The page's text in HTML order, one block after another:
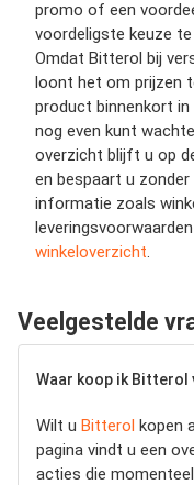
promo of een
voordeligste keuze te
Omdat Bitterol bij
loont het om prijzen
product binnenkort
nog even kunt
overzicht blijft u op
en bespaart u
informatie zoals
winkeloverzicht
Veelgestelde
Waar koop ik
Wilt u Bitterol kopen
pagina vindt u een
acties die